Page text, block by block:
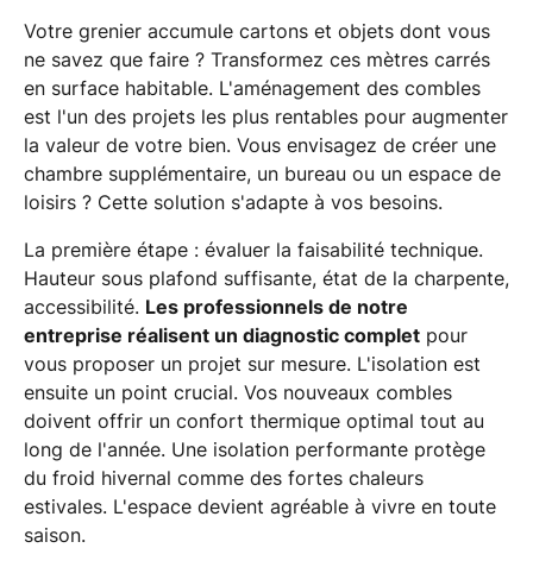
Votre grenier accumule cartons et objets dont vous
ne savez que faire ? Transformez ces mètres carrés
en surface habitable. L'aménagement des combles
est l'un des projets les plus rentables pour augmenter
la valeur de votre bien. Vous envisagez de créer une
chambre supplémentaire, un bureau ou un espace de
loisirs ? Cette solution s'adapte à vos besoins.
La première étape : évaluer la faisabilité technique.
Hauteur sous plafond suffisante, état de la charpente,
accessibilité. Les professionnels de notre
entreprise réalisent un diagnostic complet pour
vous proposer un projet sur mesure. L'isolation est
ensuite un point crucial. Vos nouveaux combles
doivent offrir un confort thermique optimal tout au
long de l'année. Une isolation performante protège
du froid hivernal comme des fortes chaleurs
estivales. L'espace devient agréable à vivre en toute
saison.